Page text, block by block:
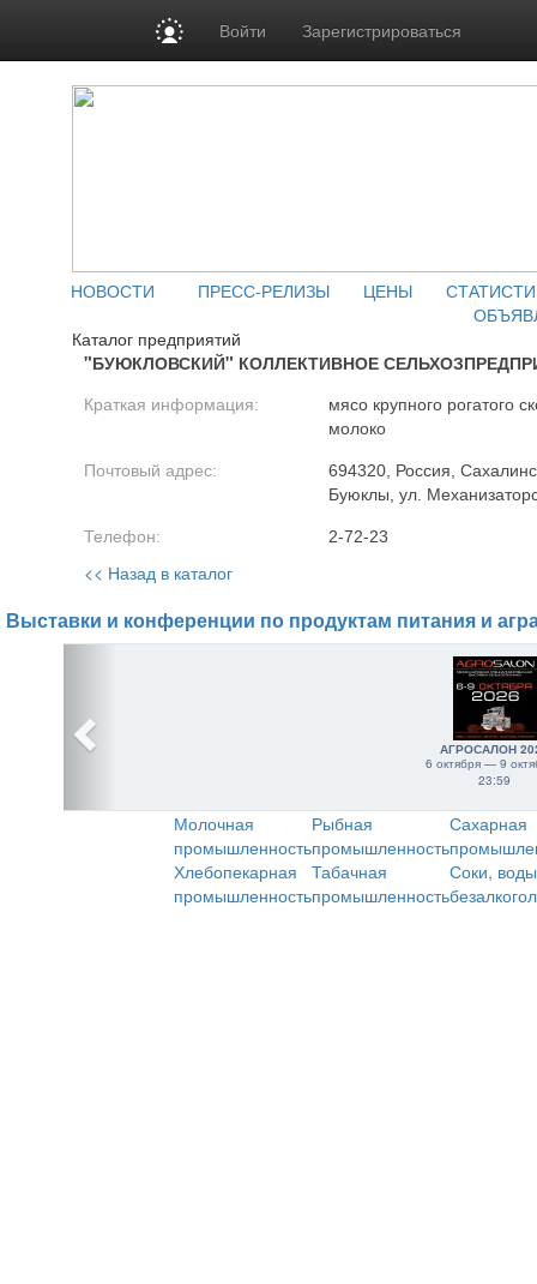
Войти Зарегистрироваться
НОВОСТИ ПРЕСС-РЕЛИЗЫ ЦЕНЫ
Каталог предприятий
"БУЮКЛОВСКИЙ" КОЛЛЕКТИВНОЕ
Краткая информация:
мясо крупного рогатого
молоко
Почтовый адрес:
694320, Россия,
Буюклы, ул.
Телефон: 2-72-23
<< Назад в каталог
Выставки и конференции по продуктам питания и
АГРОСАЛОН
6 октября — 9
23:59
Молочная
промышленность
Рыбная
промышленность
Сахарная
Хлебопекарная
промышленность
Табачная
промышленность
Соки,